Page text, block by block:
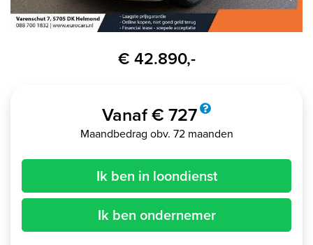
€ 42.890,-
Vanaf € 727
Maandbedrag obv. 72 maanden
Ik ben in loondienst
Ik ben ondernemer